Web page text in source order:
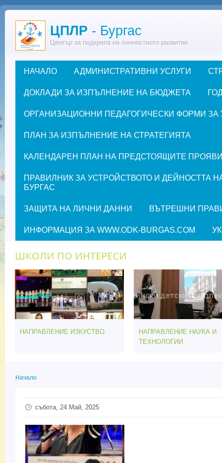
Премини към основното съдържание
ЦПЛР - Бургас
Център за подкрепа на личностното развитие
Основно меню
НАЧАЛО АДМИНИСТРАТИВНИ УСЛУГИ
ДОКЛАДИ ЗА ИЗПЪЛНЕНИЕ НА БЮДЖЕТА
ОРГАНИЗАЦИОННИ ПЕДАГОГИЧЕСКИ ФОРМИ ЗА
ПЛАН ЗА ИЗПЪЛНЕНИЕ НА СТРАТЕГИЯТА
КАЛЕНДАРЕН ПЛАН НА ПРЕДСТОЯЩИТЕ ПРОЯВИ
ПРАВИЛНИК ЗА УСТРОЙСТВОТО И ДЕЙНОСТТА
БУРГАС
ЗАЩИТА НА ЛИЧНИ ДАННИ ВЪТРЕШНИ
ИНФОРМАЦИЯ ЗА WWW.ODK-BURGAS.COM
ШКОЛИ ПО ИНТЕРЕСИ
НАПРАВЛЕНИЕ ИЗКУСТВО
НАПРАВЛЕНИЕ НАУКА И
ТЕХНОЛОГИИ
Начало
събота, 24 Май, 2025